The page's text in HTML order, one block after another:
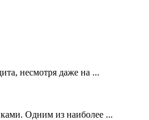
несмотря даже на ...
Одним из наиболее ...